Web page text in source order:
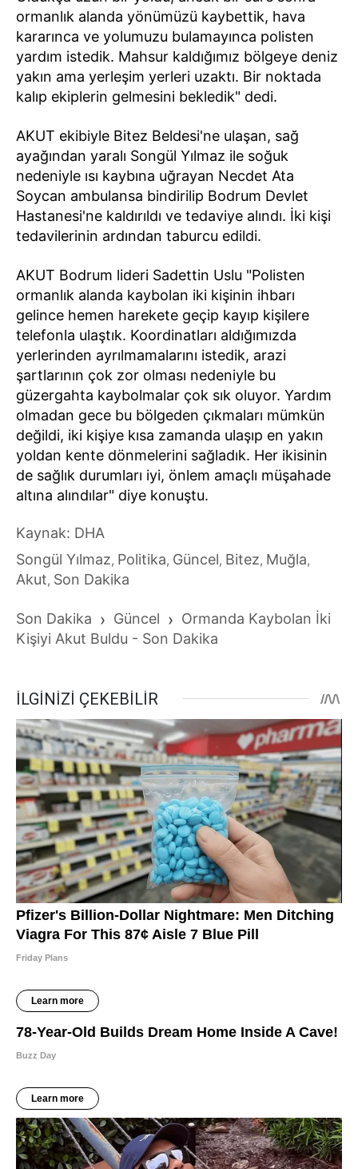
ormanlık alanda yönümüzü kaybettik, hava
kararınca ve yolumuzu bulamayınca polisten
yardım istedik. Mahsur kaldığımız bölgeye deniz
yakın ama yerleşim yerleri uzaktı. Bir noktada
kalıp ekiplerin gelmesini bekledik" dedi.
AKUT ekibiyle Bitez Beldesi'ne ulaşan, sağ
ayağından yaralı Songül Yılmaz ile soğuk
nedeniyle ısı kaybına uğrayan Necdet Ata
Soycan ambulansa bindirilip Bodrum Devlet
Hastanesi'ne kaldırıldı ve tedaviye alındı. İki kişi
tedavilerinin ardından taburcu edildi.
AKUT Bodrum lideri Sadettin Uslu "Polisten
ormanlık alanda kaybolan iki kişinin ihbarı
gelince hemen harekete geçip kayıp kişilere
telefonla ulaştık. Koordinatları aldığımızda
yerlerinden ayrılmamalarını istedik, arazi
şartlarının çok zor olması nedeniyle bu
güzergahta kaybolmalar çok sık oluyor. Yardım
olmadan gece bu bölgeden çıkmaları mümkün
değildi, iki kişiye kısa zamanda ulaşıp en yakın
yoldan kente dönmelerini sağladık. Her ikisinin
de sağlık durumları iyi, önlem amaçlı müşahade
altına alındılar" diye konuştu.
Kaynak: DHA
Songül Yılmaz, Politika, Güncel, Bitez, Muğla,
Akut, Son Dakika
Son Dakika › Güncel › Ormanda Kaybolan İki
Kişiyi Akut Buldu - Son Dakika